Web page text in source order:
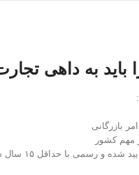
باید به داهی